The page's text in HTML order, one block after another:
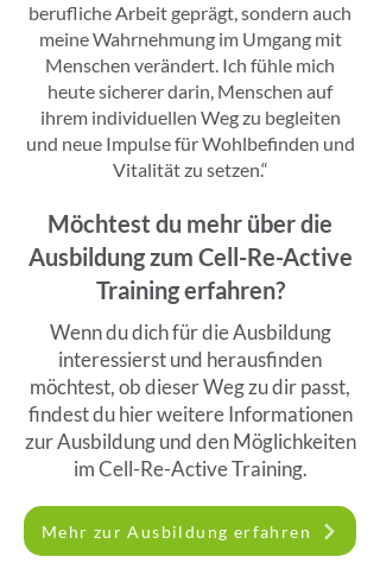
berufliche Arbeit geprägt, sondern auch
meine Wahrnehmung im Umgang mit
Menschen verändert. Ich fühle mich
heute sicherer darin, Menschen auf
ihrem individuellen Weg zu begleiten
und neue Impulse für Wohlbefinden und
Vitalität zu setzen.“
Möchtest du mehr über die
Ausbildung zum Cell-Re-Active
Training erfahren?
Wenn du dich für die Ausbildung
interessierst und herausfinden
möchtest, ob dieser Weg zu dir passt,
findest du hier weitere Informationen
zur Ausbildung und den Möglichkeiten
im Cell-Re-Active Training.
Mehr zur Ausbildung erfahren